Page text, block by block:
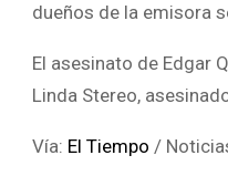
dueños de la emisora
El asesinato de Edgar
Linda Stereo,
Vía: El Tiempo /